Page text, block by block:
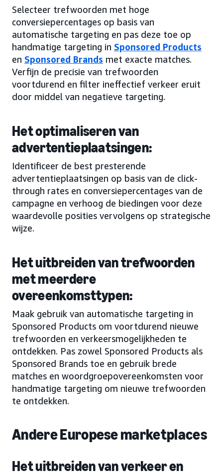
Selecteer trefwoorden met hoge
conversiepercentages op basis van
automatische targeting en pas deze toe op
handmatige targeting in Sponsored Products
en Sponsored Brands met exacte matches.
Verfijn de precisie van trefwoorden
voortdurend en filter ineffectief verkeer eruit
door middel van negatieve targeting.
Het optimaliseren van
advertentieplaatsingen:
Identificeer de best presterende
advertentieplaatsingen op basis van de click-
through rates en conversiepercentages van de
campagne en verhoog de biedingen voor deze
waardevolle posities vervolgens op strategische
wijze.
Het uitbreiden van trefwoorden
met meerdere
overeenkomsttypen:
Maak gebruik van automatische targeting in
Sponsored Products om voortdurend nieuwe
trefwoorden en verkeersmogelijkheden te
ontdekken. Pas zowel Sponsored Products als
Sponsored Brands toe en gebruik brede
matches en woordgroepovereenkomsten voor
handmatige targeting om nieuwe trefwoorden
te ontdekken.
Andere Europese marketplaces
Het uitbreiden van verkeer en